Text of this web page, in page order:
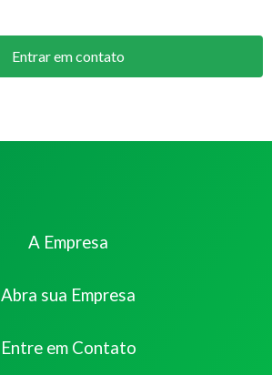
Entrar em contato
A Empresa
Abra sua Empresa
Entre em Contato